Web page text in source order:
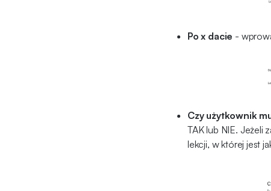
Po x dacie -
Czy użytkownik
TAK lub NIE. Jeżeli
lekcji, w której jest